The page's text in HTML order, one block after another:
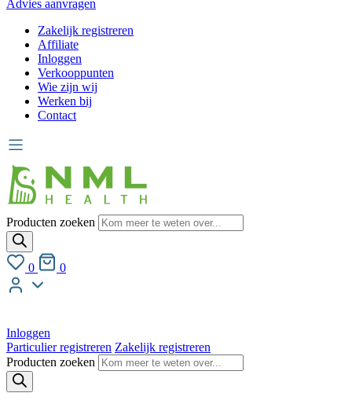
Advies aanvragen
Zakelijk registreren
Affiliate
Inloggen
Verkooppunten
Wie zijn wij
Werken bij
Contact
Producten zoeken
0 0
Inloggen
Particulier registreren Zakelijk registreren
Producten zoeken